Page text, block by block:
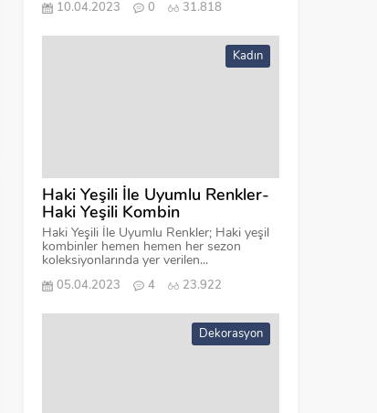
10.04.2023 0 31.818
Kadın
Haki Yeşili İle Uyumlu Renkler-
Haki Yeşili Kombin
Haki Yeşili İle Uyumlu Renkler; Haki yeşil
kombinler hemen hemen her sezon
koleksiyonlarında yer verilen...
05.04.2023 4 23.922
Dekorasyon